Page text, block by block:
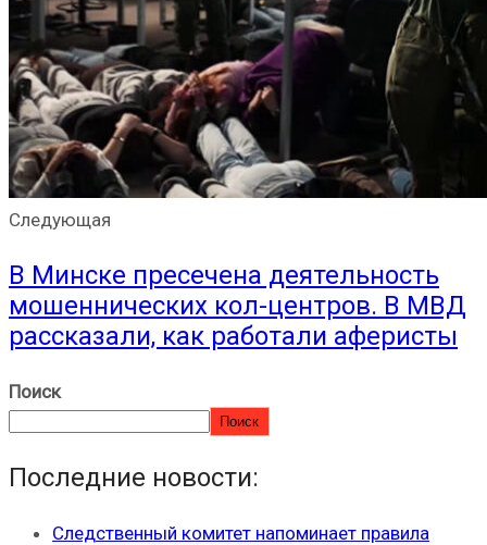
Следующая
В Минске пресечена деятельность
мошеннических кол-центров. В МВД
рассказали, как работали аферисты
Поиск
Поиск
Последние новости:
Следственный комитет напоминает правила